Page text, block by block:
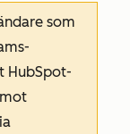
som
HubSpot-